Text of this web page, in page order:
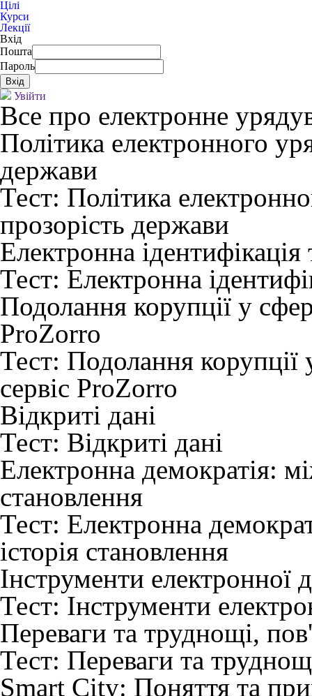
Цілі
Курси
Лекції
Вхід
Пошта
Пароль
Увійти
Все про електронне
Політика електронного
держави
Тест: Політика
прозорість держави
Електронна
Тест: Електронна
Подолання корупції у
ProZorro
Тест: Подолання корупції
сервіс ProZorro
Відкриті дані
Тест: Відкриті дані
Електронна демократія:
становлення
Тест: Електронна
історія становлення
Інструменти електронної
Тест: Інструменти
Переваги та труднощі,
Тест: Переваги та
Smart City: Поняття та